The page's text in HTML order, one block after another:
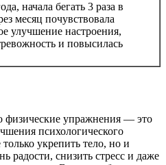
начала бегать 3 раза в
месяц почувствовала
улучшение настроения,
и повысилась
физические упражнения — это
психологического
укрепить тело, но и
радости, снизить стресс и даже